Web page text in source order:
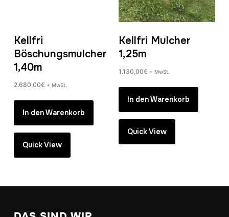
Kellfri
Böschungsmulcher
1,40m
2.680,00€ + MwSt.
In den Warenkorb
Quick View
Kellfri Mulcher
1,25m
1.130,00€ + MwSt.
In den Warenkorb
Quick View